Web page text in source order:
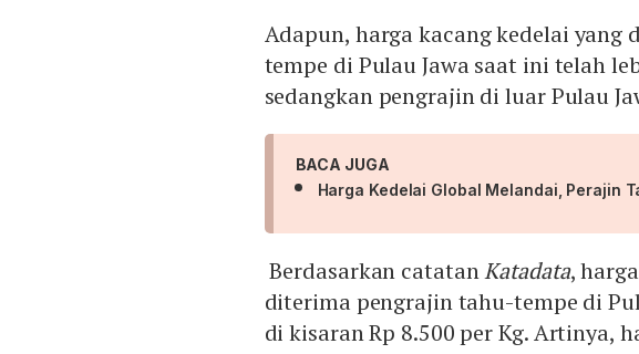
Adapun, harga kacang kedelai
tempe di Pulau Jawa saat ini telah
sedangkan pengrajin di luar Pulau
BACA JUGA
Harga Kedelai Global Melandai, Perajin
Berdasarkan catatanKatadata,
diterima pengrajin tahu-tempe di
di kisaran Rp 8.500 per Kg. Artinya,